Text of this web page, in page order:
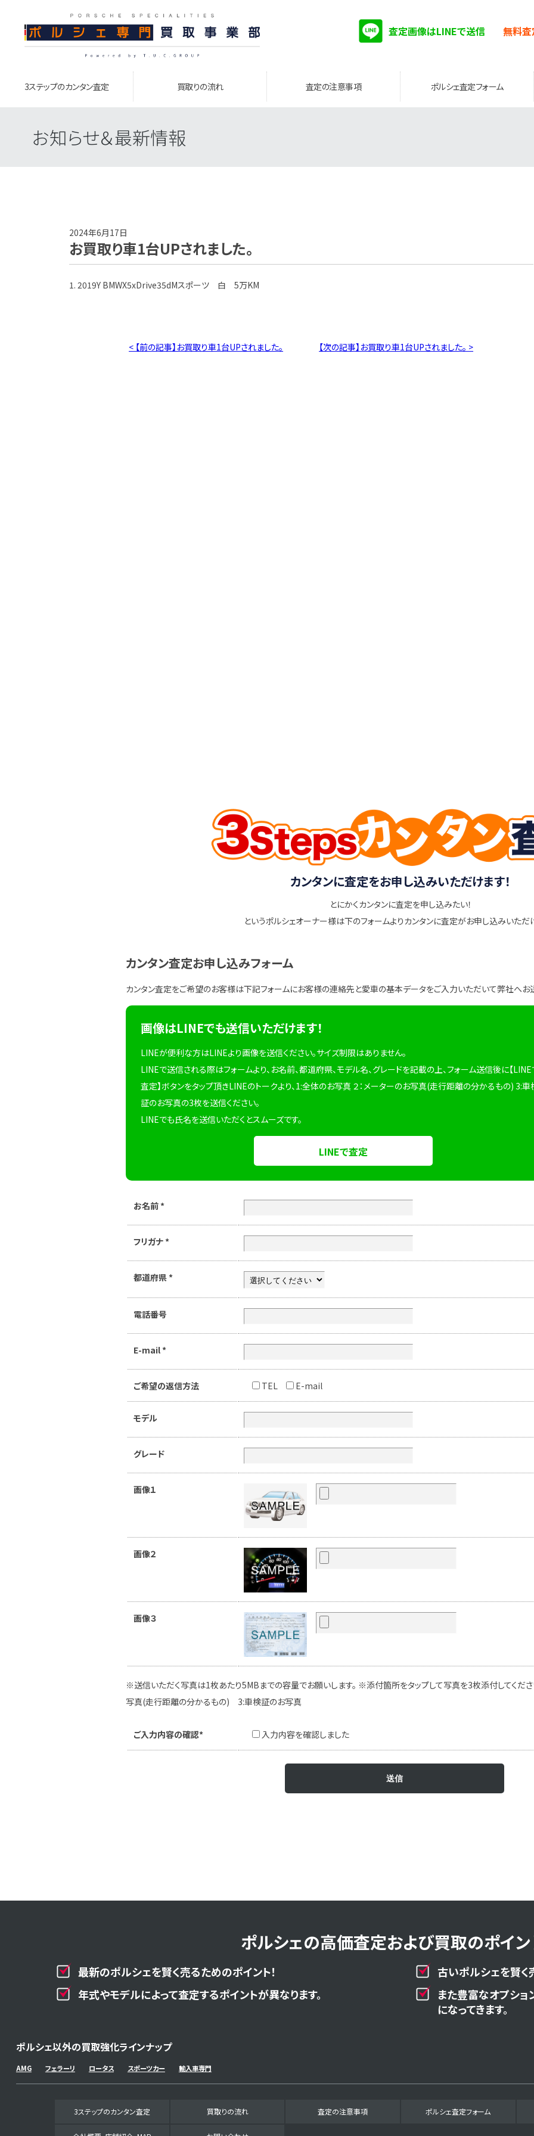
査定画像はLINEで送信 無料査
3ステップのカンタン査定 買取りの流れ 査定の注意事項 ポルシェ査定フォーム
お知らせ＆最新情報
2024年6月17日
お買取り車1台UPされました。
1. 2019Y BMWX5xDrive35dMスポーツ 白 5万KM
< 【前の記事】お買取り車1台UPされました。 【次の記事】お買取り車1台UPされました。 >
カンタンに査定をお申し込みいただけます！
とにかくカンタンに査定を申し込みたい！
というポルシェオーナー様は下のフォームよりカンタンに査定がお申し込みいただ
カンタン査定お申し込みフォーム
カンタン査定をご希望のお客様は下記フォームにお客様の連絡先と愛車の基本データをご入力いただいて弊社へお
画像はLINEでも送信いただけます！
LINEが便利な方はLINEより画像を送信ください。サイズ制限はありません。
LINEで送信される際はフォームより、お名前、都道府県、モデル名、グレードを記載の上、フォーム送信後に【LINE
査定】ボタンをタップ頂きLINEのトークより、1:全体のお写真 ２：メーターのお写真(走行距離の分かるもの) 3:車
証のお写真の3枚を送信ください。
LINEでも氏名を送信いただくとスムーズです。
LINEで査定
お名前 *
フリガナ *
都道府県 *
電話番号
E-mail *
ご希望の返信方法 TEL E-mail
モデル
グレード
画像１
画像２
画像３
※送信いただく写真は1枚あたり5MBまでの容量でお願いします。 ※添付箇所をタップして写真を3枚添付してくだ
写真(走行距離の分かるもの) 3:車検証のお写真
ご入力内容の確認* 入力内容を確認しました
ポルシェの高価査定および買取のポイン
最新のポルシェを賢く売るためのポイント！
古いポルシェを賢く
年式やモデルによって査定するポイントが異なります。
また豊富なオプシ
になってきます。
ポルシェ以外の買取強化ラインナップ
AMG フェラーリ ロータス スポーツカー 輸入車専門
3ステップのカンタン査定 買取りの流れ 査定の注意事項 ポルシェ査定フォーム